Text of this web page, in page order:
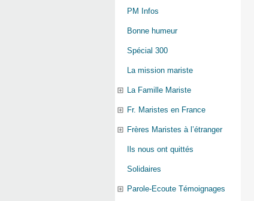
PM Infos
Bonne humeur
Spécial 300
La mission mariste
La Famille Mariste
Fr. Maristes en France
Frères Maristes à l’étranger
Ils nous ont quittés
Solidaires
Parole-Ecoute Témoignages